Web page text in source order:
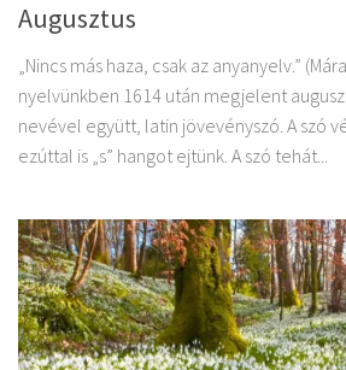
Augusztus
„Nincs más haza, csak az anyanyelv.”
nyelvünkben 1614 után megjelent
nevével együtt, latin jövevényszó. A szó
ezúttal is „s” hangot ejtünk. A szó tehát...